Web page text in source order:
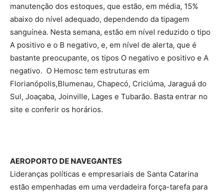
manutenção dos estoques, que estão, em média, 15%
abaixo do nível adequado, dependendo da tipagem
sanguínea. Nesta semana, estão em nível reduzido o tipo
A positivo e o B negativo, e, em nível de alerta, que é
bastante preocupante, os tipos O negativo e positivo e A
negativo. O Hemosc tem estruturas em
Florianópolis,Blumenau, Chapecó, Criciúma, Jaraguá do
Sul, Joaçaba, Joinville, Lages e Tubarão. Basta entrar no
site e conferir os horários.
AEROPORTO DE NAVEGANTES
Lideranças políticas e empresariais de Santa Catarina
estão empenhadas em uma verdadeira força-tarefa para